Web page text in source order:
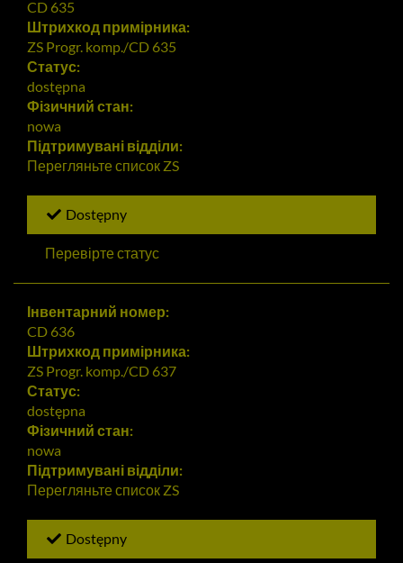
CD 635
Штрихкод примірника:
ZS Progr. komp./CD 635
Статус:
dostępna
Фізичний стан:
nowa
Підтримувані відділи:
Перегляньте список ZS
Dostępny
Перевірте статус
Інвентарний номер:
CD 636
Штрихкод примірника:
ZS Progr. komp./CD 637
Статус:
dostępna
Фізичний стан:
nowa
Підтримувані відділи:
Перегляньте список ZS
Dostępny